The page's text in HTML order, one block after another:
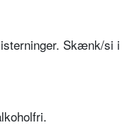
Skænk/si i